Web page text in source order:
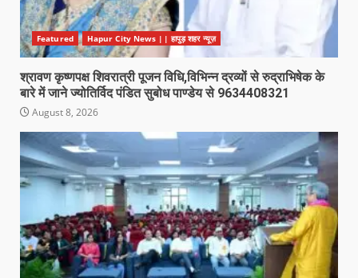
Featured Hapur City News || हापुड़ शहर न्यूज़
श्रावण कृष्णपक्ष शिवरात्री पूजन विधि,विभिन्न द्रव्यों से रुद्राभिषेक के
बारे में जाने ज्योतिर्विद पंडित सुबोध पाण्डेय से 9634408321
August 8, 2026